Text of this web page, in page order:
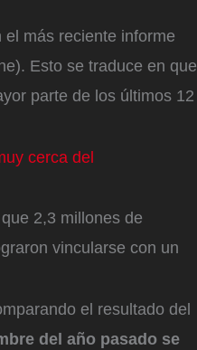
el más reciente informe
Esto se traduce en que
parte de los últimos 12
cerca del
2,3 millones de
vincularse con un
el resultado del
del año pasado se